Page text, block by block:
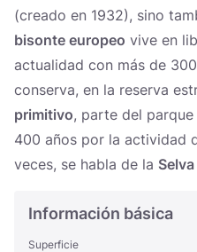
(creado en 1932), sino
bisonte europeo vive en
actualidad con más de
conserva, en la reserva
primitivo, parte del
400 años por la actividad
veces, se habla de la
Información básica
Superficie